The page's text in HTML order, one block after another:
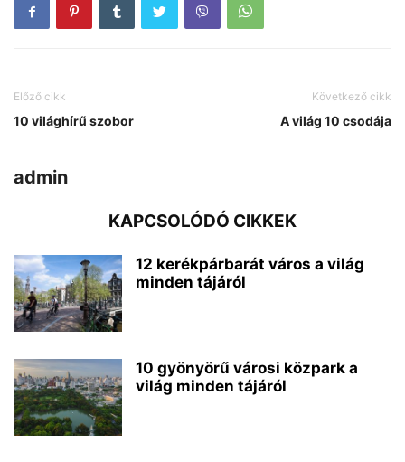
Előző cikk
10 világhírű szobor
Következő cikk
A világ 10 csodája
admin
KAPCSOLÓDÓ CIKKEK
12 kerékpárbarát város a világ
minden tájáról
10 gyönyörű városi közpark a
világ minden tájáról